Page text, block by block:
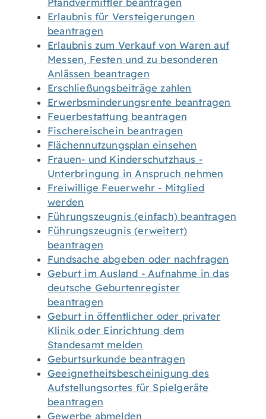
Pfandvermittler beantragen
Erlaubnis für Versteigerungen
beantragen
Erlaubnis zum Verkauf von Waren auf
Messen, Festen und zu besonderen
Anlässen beantragen
Erschließungsbeiträge zahlen
Erwerbsminderungsrente beantragen
Feuerbestattung beantragen
Fischereischein beantragen
Flächennutzungsplan einsehen
Frauen- und Kinderschutzhaus -
Unterbringung in Anspruch nehmen
Freiwillige Feuerwehr - Mitglied
werden
Führungszeugnis (einfach) beantragen
Führungszeugnis (erweitert)
beantragen
Fundsache abgeben oder nachfragen
Geburt im Ausland - Aufnahme in das
deutsche Geburtenregister
beantragen
Geburt in öffentlicher oder privater
Klinik oder Einrichtung dem
Standesamt melden
Geburtsurkunde beantragen
Geeignetheitsbescheinigung des
Aufstellungsortes für Spielgeräte
beantragen
Gewerbe abmelden